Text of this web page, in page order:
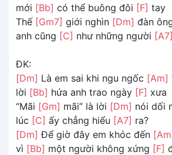
mới [Bb] có thể buông đôi [F] tay
Thế [Gm7] giới nghìn [Dm] đàn
anh cũng [C] như những người [A7]
ĐK:
[Dm] Là em sai khi ngu ngốc [Am]
lời [Bb] hứa anh trao ngày [F] xưa
“Mãi [Gm] mãi” là lời [Dm] nói dối
lúc [C] ấy chẳng hiểu [A7] ra?
[Dm] Để giờ đây em khóc đến
vì [Bb] một người không xứng [F]